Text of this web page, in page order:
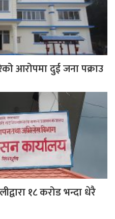
आरोपमा दुई जना पक्राउ
१८ करोड भन्दा धेरै